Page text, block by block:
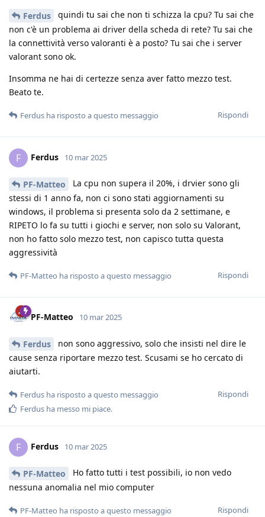
Ferdus
quindi tu sai che non ti schizza la cpu? Tu sai che
non c'è un problema ai driver della scheda di rete? Tu sai che
la connettività verso valoranti è a posto? Tu sai che i server
valorant sono ok.
Insomma ne hai di certezze senza aver fatto mezzo test.
Beato te.
Rispondi
Ferdus ha risposto a questo messaggio
F Ferdus 10 mar 2025
PF-Matteo
La cpu non supera il 20%, i drvier sono gli
stessi di 1 anno fa, non ci sono stati aggiornamenti su
windows, il problema si presenta solo da 2 settimane, e
RIPETO lo fa su tutti i giochi e server, non solo su Valorant,
non ho fatto solo mezzo test, non capisco tutta questa
aggressività
Rispondi
PF-Matteo ha risposto a questo messaggio
PF-Matteo 10 mar 2025
Ferdus
non sono aggressivo, solo che insisti nel dire le
cause senza riportare mezzo test. Scusami se ho cercato di
aiutarti.
Rispondi
Ferdus ha risposto a questo messaggio
Ferdus ha messo mi piace.
F Ferdus 10 mar 2025
PF-Matteo
Ho fatto tutti i test possibili, io non vedo
nessuna anomalia nel mio computer
Rispondi
PF-Matteo ha risposto a questo messaggio